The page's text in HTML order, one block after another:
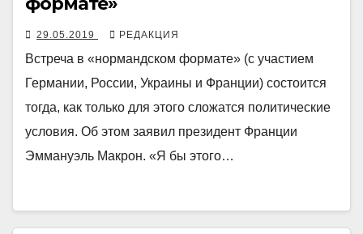
29.05.2019 РЕДАКЦИЯ
Встреча в «нормандском формате» (с участием
Германии, России, Украины и Франции) состоится
тогда, как только для этого сложатся политические
условия. Об этом заявил президент Франции
Эммануэль Макрон. «Я бы этого…